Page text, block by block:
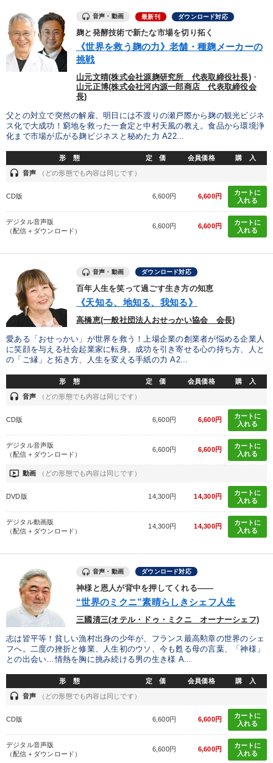
音声・動画 最新刊 ダウンロード対応
麹と発酵技術で新たな市場を切り拓く
《世界を救う麹の力》老舗・種麹メーカーの
挑戦
山元文晴(株式会社源麹研究所 代表取締役社長)・
山元正博(株式会社河内源一郎商店 代表取締役会
長)
父との対立で突然の解雇、明日には不渡りの瀬戸際から麹の観光ビジネ
ス化で大成功！窮地を救った一倉定と中村天風の教え。食品から環境浄
化まで市場が広がる麹ビジネスと秘めた力 A22...
形 態 定 価 会員価格 購 入
headset 音声 （どの形態でも内容は同じです）
CD版 6,600円 6,600円
カートに
入れる
デジタル音声版
（配信＋ダウンロード）
6,600円 6,600円
カートに
入れる
音声・動画 ダウンロード対応
百年人生を笑って過ごす生き方の知恵
《天知る、地知る、我知る》
高橋恵(一般社団法人おせっかい協会 会長)
愛ある「おせっかい」が世界を救う！上場企業の創業者が悩める企業人
に笑顔を与える社会起業家に転身。成功を引き寄せる心の持ち方、人と
の「ご縁」と拓き方、人生を変える手紙の力 A2...
形 態 定 価 会員価格 購 入
headset 音声 （どの形態でも内容は同じです）
CD版 6,600円 6,600円
カートに
入れる
デジタル音声版
（配信＋ダウンロード）
6,600円 6,600円
カートに
入れる
ondemand_video 動画 （どの形態でも内容は同じです）
DVD版 14,300円 14,300円
カートに
入れる
デジタル動画版
（配信＋ダウンロード）
14,300円 14,300円
カートに
入れる
音声・動画 ダウンロード対応
神様と恩人が背中を押してくれる――
“世界のミクニ”素晴らしきシェフ人生
三國清三(オテル・ドゥ・ミクニ オーナーシェフ)
志は皆平等！貧しい漁村出身の少年が、フランス最高勲章の世界のシェ
フへ。二度の挫折と修業、人生初のウソ、今も甦る母の言葉、「神様」
との出会い…情熱を胸に挑み続ける男の生き様 A...
形 態 定 価 会員価格 購 入
headset 音声 （どの形態でも内容は同じです）
CD版 6,600円 6,600円
カートに
入れる
デジタル音声版
（配信＋ダウンロード）
6,600円 6,600円
カートに
入れる